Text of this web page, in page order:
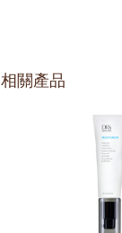
相關產品